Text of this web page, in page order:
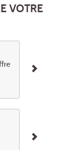
VOTRE